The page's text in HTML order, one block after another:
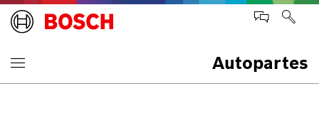
Autopartes